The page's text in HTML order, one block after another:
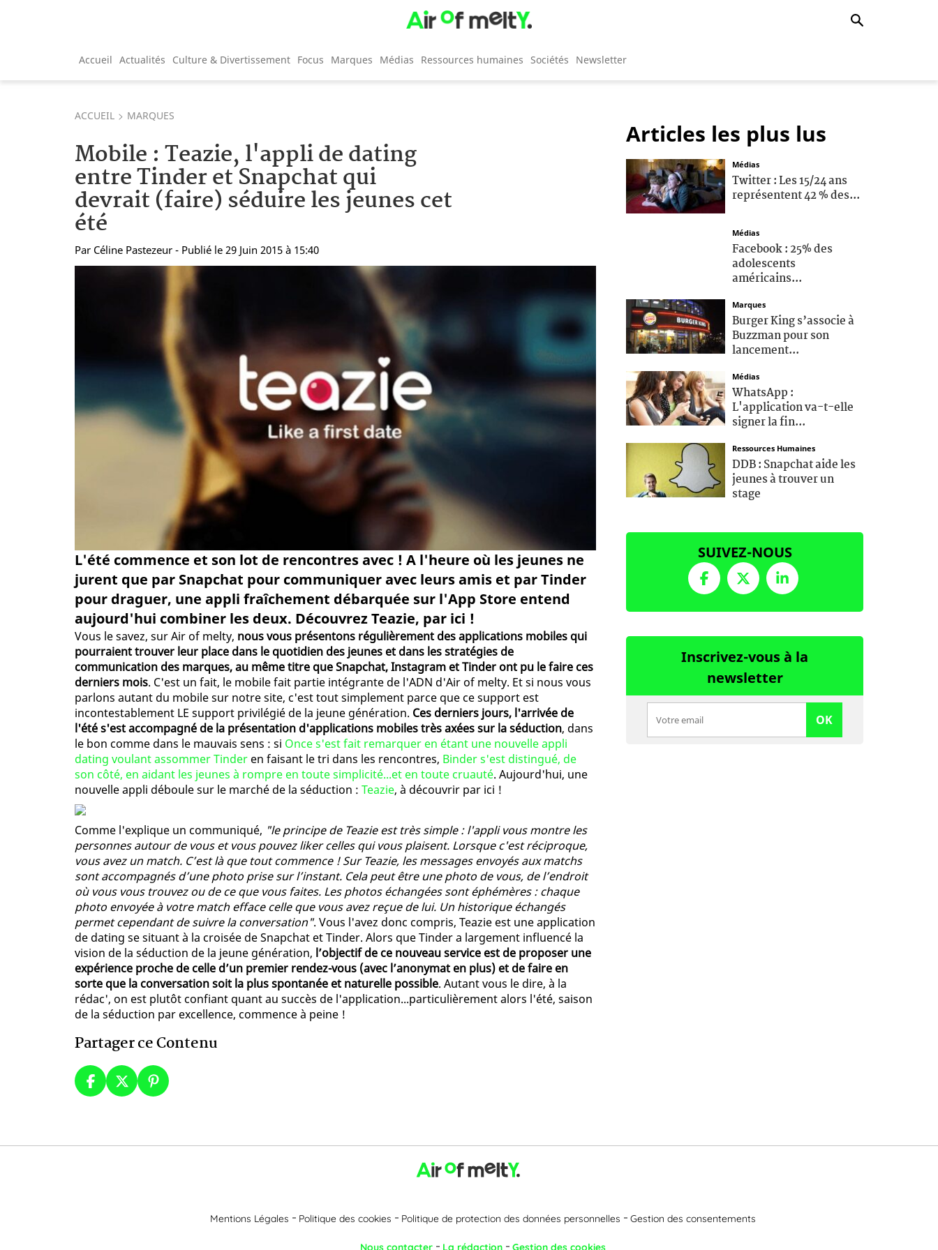
Accueil Actualités Culture & Divertissement Focus Marques Médias Ressources humaines Sociétés Newsletter
ACCUEIL MARQUES
Mobile : Teazie, l'appli de dating
entre Tinder et Snapchat qui
devrait (faire) séduire les jeunes cet
été
Par Céline Pastezeur - Publié le 29 Juin 2015 à 15:40
L'été commence et son lot de rencontres avec ! A l'heure où les jeunes ne
jurent que par Snapchat pour communiquer avec leurs amis et par Tinder
pour draguer, une appli fraîchement débarquée sur l'App Store entend
aujourd'hui combiner les deux. Découvrez Teazie, par ici !
Vous le savez, sur Air of melty, nous vous présentons régulièrement des applications mobiles qui
pourraient trouver leur place dans le quotidien des jeunes et dans les stratégies de
communication des marques, au même titre que Snapchat, Instagram et Tinder ont pu le faire ces
derniers mois. C'est un fait, le mobile fait partie intégrante de l'ADN d'Air of melty. Et si nous vous
parlons autant du mobile sur notre site, c'est tout simplement parce que ce support est
incontestablement LE support privilégié de la jeune génération. Ces derniers jours, l'arrivée de
l'été s'est accompagné de la présentation d'applications mobiles très axées sur la séduction, dans
le bon comme dans le mauvais sens : si Once s'est fait remarquer en étant une nouvelle appli
dating voulant assommer Tinder en faisant le tri dans les rencontres, Binder s'est distingué, de
son côté, en aidant les jeunes à rompre en toute simplicité...et en toute cruauté. Aujourd'hui, une
nouvelle appli déboule sur le marché de la séduction : Teazie, à découvrir par ici !
Comme l'explique un communiqué, "le principe de Teazie est très simple : l'appli vous montre les
personnes autour de vous et vous pouvez liker celles qui vous plaisent. Lorsque c'est réciproque,
vous avez un match. C’est là que tout commence ! Sur Teazie, les messages envoyés aux matchs
sont accompagnés d’une photo prise sur l’instant. Cela peut être une photo de vous, de l’endroit
où vous vous trouvez ou de ce que vous faites. Les photos échangées sont éphémères : chaque
photo envoyée à votre match efface celle que vous avez reçue de lui. Un historique échangés
permet cependant de suivre la conversation". Vous l'avez donc compris, Teazie est une application
de dating se situant à la croisée de Snapchat et Tinder. Alors que Tinder a largement influencé la
vision de la séduction de la jeune génération, l’objectif de ce nouveau service est de proposer une
expérience proche de celle d’un premier rendez-vous (avec l’anonymat en plus) et de faire en
sorte que la conversation soit la plus spontanée et naturelle possible. Autant vous le dire, à la
rédac', on est plutôt confiant quant au succès de l'application...particulièrement alors l'été, saison
de la séduction par excellence, commence à peine !
Partager ce Contenu
Articles les plus lus
Médias
Twitter : Les 15/24 ans
représentent 42 % des...
Médias
Facebook : 25% des
adolescents
américains...
Marques
Burger King s’associe à
Buzzman pour son
lancement...
Médias
WhatsApp :
L'application va-t-elle
signer la fin...
Ressources Humaines
DDB : Snapchat aide les
jeunes à trouver un
stage
SUIVEZ-NOUS
Inscrivez-vous à la
newsletter
OK
Mentions Légales Politique des cookies Politique de protection des données personnelles Gestion des consentements
Nous contacter La rédaction Gestion des cookies